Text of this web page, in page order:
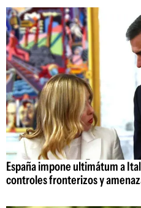
España impone ultimátum a
controles fronterizos y